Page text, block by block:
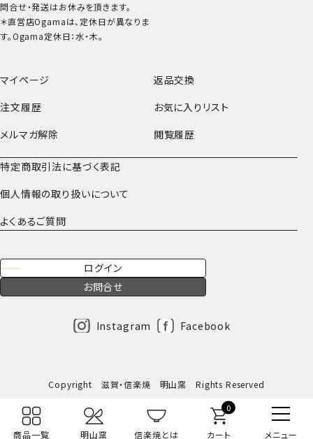
0
マイページ
返品交換
注文履歴
お気に入りリスト
メルマガ解除
閲覧履歴
特定商取引法に基づく表記
個人情報の取り扱いについて
よくあるご質問
ログイン
お問合せ
Instagram Facebook
問合せ・発送はお休みを頂きます。
＊直営店Ogamaは、定休日が異なりま
す。Ogama定休日：水・木。
Copyright 滋賀・信楽焼 明山窯 Rights Reserved